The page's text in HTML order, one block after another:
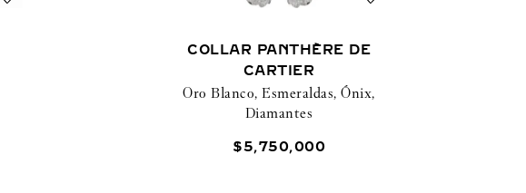
COLLAR PANTHÈRE DE
CARTIER
Oro Blanco, Esmeraldas, Ónix,
Diamantes
$5,750,000